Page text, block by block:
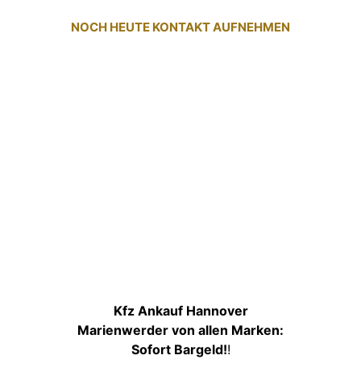
NOCH HEUTE KONTAKT AUFNEHMEN
Kfz Ankauf Hannover
Marienwerder von allen Marken:
Sofort Bargeld!!